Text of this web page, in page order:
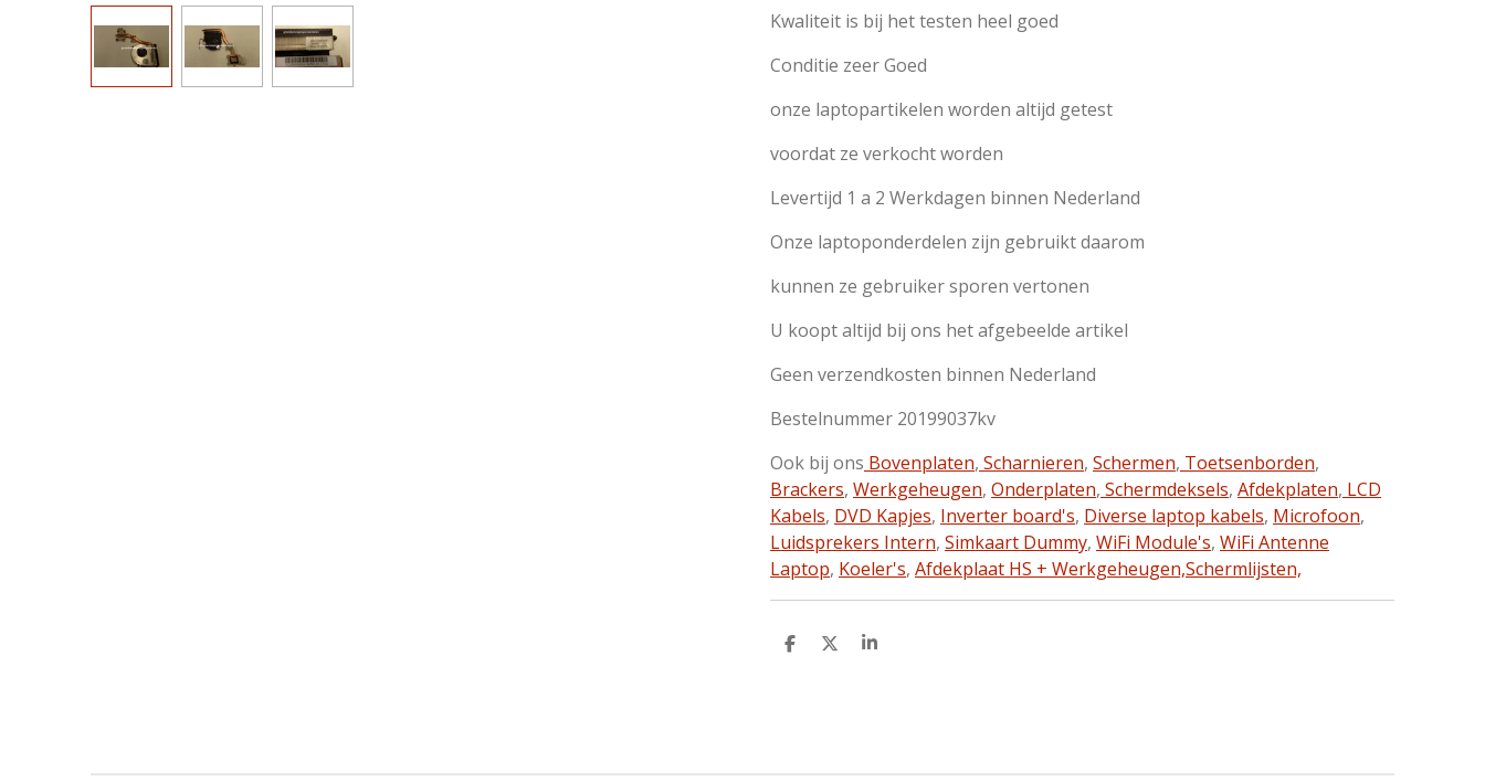
Kwaliteit is bij het testen heel goed
Conditie zeer Goed
onze laptopartikelen worden altijd getest
voordat ze verkocht worden
Levertijd 1 a 2 Werkdagen binnen Nederland
Onze laptoponderdelen zijn gebruikt daarom
kunnen ze gebruiker sporen vertonen
U koopt altijd bij ons het afgebeelde artikel
Geen verzendkosten binnen Nederland
Bestelnummer 20199037kv
Ook bij ons Bovenplaten, Scharnieren, Schermen, Toetsenborden,
Brackers, Werkgeheugen, Onderplaten, Schermdeksels, Afdekplaten, LCD
Kabels, DVD Kapjes, Inverter board's, Diverse laptop kabels, Microfoon,
Luidsprekers Intern, Simkaart Dummy, WiFi Module's, WiFi Antenne
Laptop, Koeler's, Afdekplaat HS + Werkgeheugen,Schermlijsten,
D
D
S